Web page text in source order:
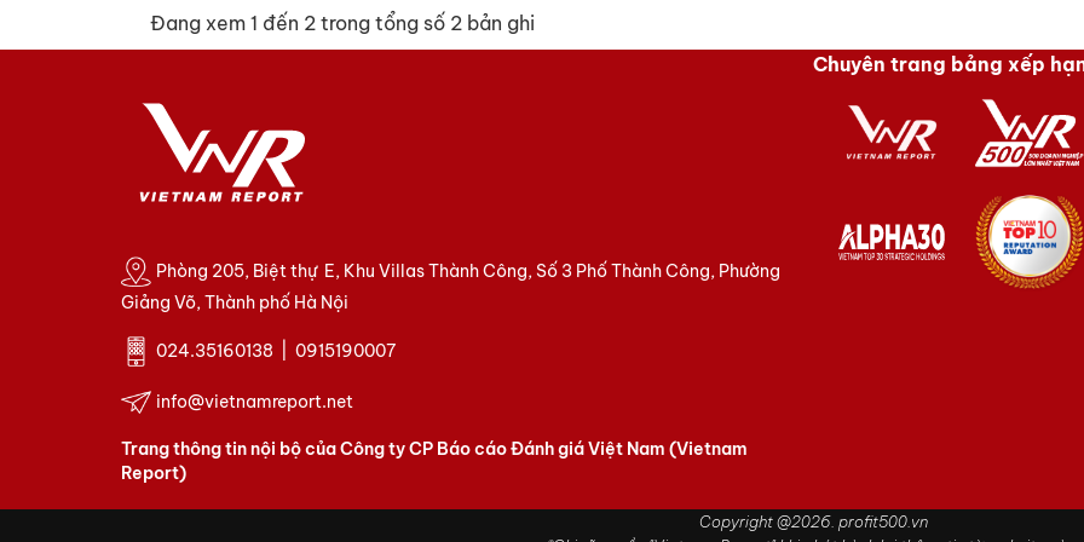
Đang xem 1 đến 2 trong tổng số 2 bản ghi
Phòng 205, Biệt thự E, Khu Villas Thành Công, Số 3 Phố Thành Công, Phường
Giảng Võ, Thành phố Hà Nội
024.35160138 | 0915190007
info@vietnamreport.net
Trang thông tin nội bộ của Công ty CP Báo cáo Đánh giá Việt Nam (Vietnam
Report)
Chuyên trang bảng xếp
Copyright @2026. profit500.vn